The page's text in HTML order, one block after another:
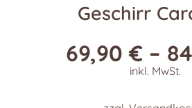
Geschirr
69,90€ –
inkl. MwSt.